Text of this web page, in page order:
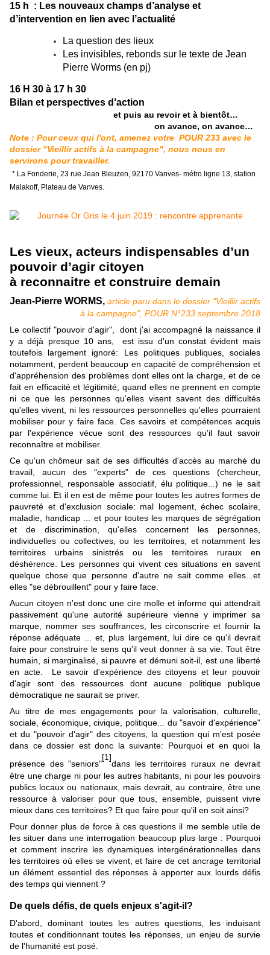
15 h : Les nouveaux champs d’analyse et
d’intervention en lien avec l’actualité
La question des lieux
Les invisibles, rebonds sur le texte de Jean
Pierre Worms (en pj)
16 H 30 à 17 h 30
Bilan et perspectives d’action
et puis au revoir et à bientôt…
on avance, on avance…
Note : Pour ceux qui l'ont, amenez votre POUR 233 avec le
dossier "Vieillir actifs à la campagne", nous nous en
servirons pour travailler.
* La Fonderie, 23 rue Jean Bleuzen, 92170 Vanves- métro ligne 13, station
Malakoff, Plateau de Vanves.
Les vieux, acteurs indispensables d’un
pouvoir d’agir citoyen
à reconnaitre et construire demain
Jean-Pierre WORMS, article paru dans le dossier "Vieillir actifs
à la campagne", POUR N°233 septembre 2018
Le collectif "pouvoir d'agir", dont j'ai accompagné la naissance il
y a déjà presque 10 ans, est issu d'un constat évident mais
toutefois largement ignoré: Les politiques publiques, sociales
notamment, perdent beaucoup en capacité de compréhension et
d'appréhension des problèmes dont elles ont la charge, et de ce
fait en efficacité et légitimité, quand elles ne prennent en compte
ni ce que les personnes qu'elles visent savent des difficultés
qu'elles vivent, ni les ressources personnelles qu'elles pourraient
mobiliser pour y faire face. Ces savoirs et compétences acquis
par l'expérience vécue sont des ressources qu'il faut savoir
reconnaître et mobiliser.
Ce qu'un chômeur sait de ses difficultés d'accès au marché du
travail, aucun des "experts" de ces questions (chercheur,
professionnel, responsable associatif, élu politique...) ne le sait
comme lui. Et il en est de même pour toutes les autres formes de
pauvreté et d'exclusion sociale: mal logement, échec scolaire,
maladie, handicap ... et pour toutes les marques de ségrégation
et de discrimination, qu'elles concernent les personnes,
individuelles ou collectives, ou les territoires, et notamment les
territoires urbains sinistrés ou les territoires ruraux en
déshérence. Les personnes qui vivent ces situations en savent
quelque chose que personne d'autre ne sait comme elles...et
elles "se débrouillent" pour y faire face.
Aucun citoyen n'est donc une cire molle et informe qui attendrait
passivement qu'une autorité supérieure vienne y imprimer sa
marque, nommer ses souffrances, les circonscrire et fournir la
réponse adéquate ... et, plus largement, lui dire ce qu'il devrait
faire pour construire le sens qu'il veut donner à sa vie. Tout être
humain, si marginalisé, si pauvre et démuni soit-il, est une liberté
en acte. Le savoir d'expérience des citoyens et leur pouvoir
d'agir sont des ressources dont aucune politique publique
démocratique ne saurait se priver.
Au titre de mes engagements pour la valorisation, culturelle,
sociale, économique, civique, politique... du "savoir d'expérience"
et du "pouvoir d'agir" des citoyens, la question qui m'est posée
dans ce dossier est donc la suivante: Pourquoi et en quoi la
présence des "seniors"
[1]
dans les territoires ruraux ne devrait
être une charge ni pour les autres habitants, ni pour les pouvoirs
publics locaux ou nationaux, mais devrait, au contraire, être une
ressource à valoriser pour que tous, ensemble, puissent vivre
mieux dans ces territoires? Et que faire pour qu'il en soit ainsi?
Pour donner plus de force à ces questions il me semble utile de
les situer dans une interrogation beaucoup plus large : Pourquoi
et comment inscrire les dynamiques intergénérationnelles dans
les territoires où elles se vivent, et faire de cet ancrage territorial
un élément essentiel des réponses à apporter aux lourds défis
des temps qui viennent ?
De quels défis, de quels enjeux s'agit-il?
D'abord, dominant toutes les autres questions, les induisant
toutes et conditionnant toutes les réponses, un enjeu de survie
de l'humanité est posé.